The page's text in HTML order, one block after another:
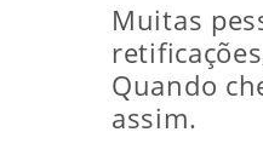
Muitas
Quando
assim.